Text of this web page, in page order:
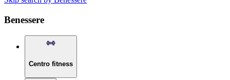
Benessere
Centro fitness